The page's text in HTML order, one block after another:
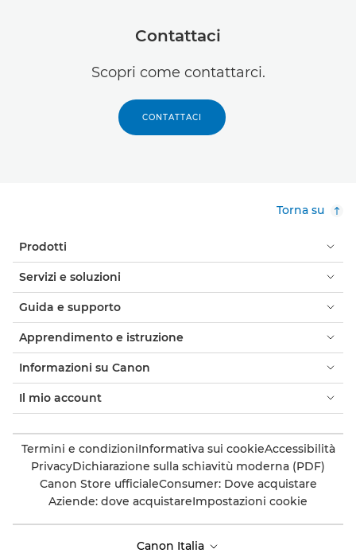
Contattaci
Scopri come contattarci.
CONTATTACI
Torna su
Prodotti
Servizi e soluzioni
Guida e supporto
Apprendimento e istruzione
Informazioni su Canon
Il mio account
Termini e condizioniInformativa sui cookieAccessibilità
PrivacyDichiarazione sulla schiavitù moderna (PDF)
Canon Store ufficialeConsumer: Dove acquistare
Aziende: dove acquistareImpostazioni cookie
Canon Italia